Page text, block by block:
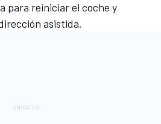
para reiniciar el coche y
asistida.